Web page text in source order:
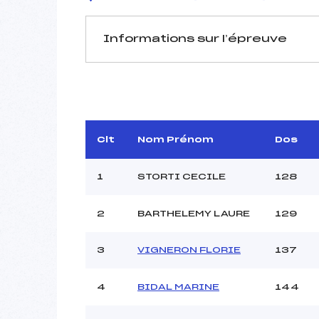
Informations sur l’épreuve
D.T Adjoint :
Dir. Epreuve :
Pénalité appliquée :
Clt Nom Prénom Dos
1 STORTI CECILE 128
2 BARTHELEMY LAURE 129
3 VIGNERON FLORIE 137
4 BIDAL MARINE 144